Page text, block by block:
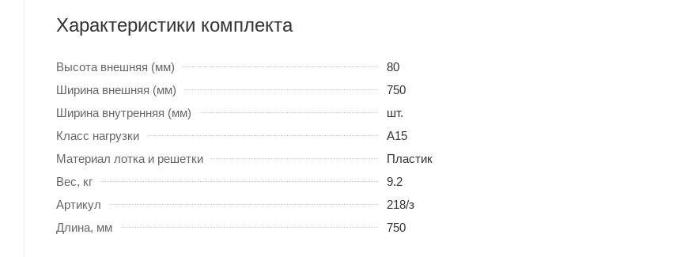
Характеристики комплекта
Высота внешняя (мм)
80
Ширина внешняя (мм)
750
Ширина внутренняя (мм)
шт.
Класс нагрузки
A15
Материал лотка и решетки
Пластик
Вес, кг
9.2
Артикул
218/з
Длина, мм
750